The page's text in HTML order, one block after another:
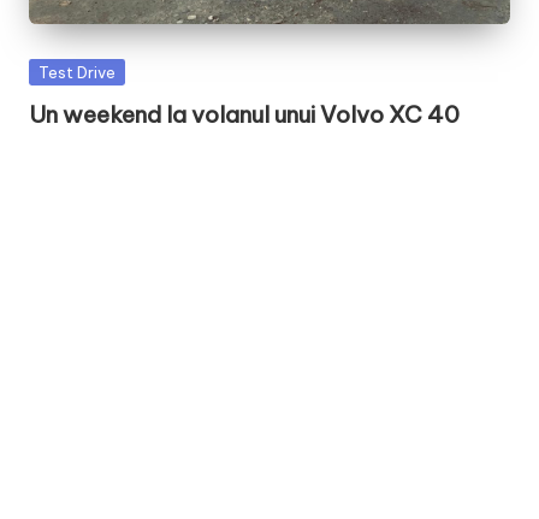
Posted
Test Drive
Un weekend la volanul unui Volvo XC 40